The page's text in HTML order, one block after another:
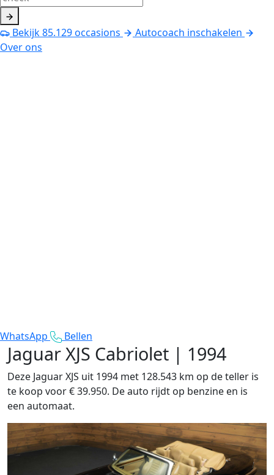
Bekijk85.129occasions
Autocoach inschakelen
Over ons
WhatsApp Bellen
Jaguar XJS Cabriolet | 1994
Deze Jaguar XJS uit 1994 met 128.543 km op de teller is
te koop voor € 39.950. De auto rijdt op benzine en is
een automaat.